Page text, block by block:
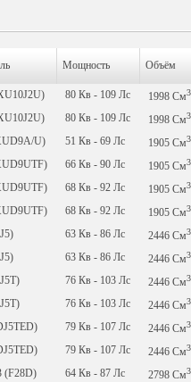
Мощность Объём
80 Кв - 109 Лс 1998 См3
80 Кв - 109 Лс 1998 См3
U) 51 Кв - 69 Лс 1905 См3
66 Кв - 90 Лс 1905 См3
68 Кв - 92 Лс 1905 См3
68 Кв - 92 Лс 1905 См3
63 Кв - 86 Лс 2446 См3
63 Кв - 86 Лс 2446 См3
76 Кв - 103 Лс 2446 См3
76 Кв - 103 Лс 2446 См3
79 Кв - 107 Лс 2446 См3
79 Кв - 107 Лс 2446 См3
(F28D) 64 Кв - 87 Лс 2798 См3